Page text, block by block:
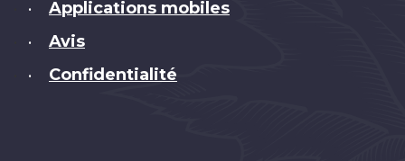
• Applications mobiles
• Avis
• Confidentialité